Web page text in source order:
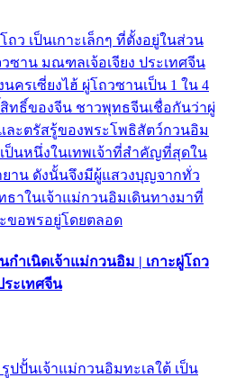
ถว เป็นเกาะเล็กๆ ที่ตั้งอยู่ในส่วน
ซาน มณฑลเจ้อเจียง ประเทศจีน
ครเซี่ยงไฮ้ ผู่โถวซานเป็น 1 ใน 4
ทธิ์ของจีน ชาวพุทธจีนเชื่อกันว่าผู่
ละตรัสรู้ของพระโพธิสัตว์กวนอิม
ป็นหนึ่งในเทพเจ้าที่สำคัญที่สุดใน
าน ดังนั้นจึงมีผู้แสวงบุญจากทั่ว
ธาในเจ้าแม่กวนอิมเดินทางมาที่
ขอพรอยู่โดยตลอด
ำเนิดเจ้าแม่กวนอิม | เกาะผู่โถว
ะเทศจีน
ปั้นเจ้าแม่กวนอิมทะเลใต้ เป็น